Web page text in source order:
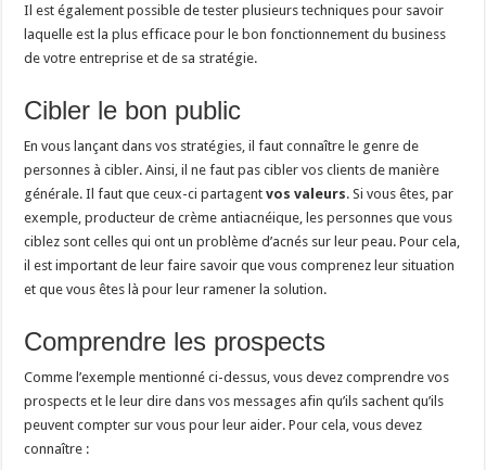
Il est également possible de tester plusieurs techniques pour savoir
laquelle est la plus efficace pour le bon fonctionnement du business
de votre entreprise et de sa stratégie.
Cibler le bon public
En vous lançant dans vos stratégies, il faut connaître le genre de
personnes à cibler. Ainsi, il ne faut pas cibler vos clients de manière
générale. Il faut que ceux-ci partagentvos valeurs. Si vous êtes, par
exemple, producteur de crème antiacnéique, les personnes que vous
ciblez sont celles qui ont un problème d’acnés sur leur peau. Pour cela,
il est important de leur faire savoir que vous comprenez leur situation
et que vous êtes là pour leur ramener la solution.
Comprendre les prospects
Comme l’exemple mentionné ci-dessus, vous devez comprendre vos
prospects et le leur dire dans vos messages afin qu’ils sachent qu’ils
peuvent compter sur vous pour leur aider. Pour cela, vous devez
connaître :